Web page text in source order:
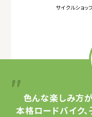
サイクルショッ
色んな楽しみ方
本格ロードバイク、